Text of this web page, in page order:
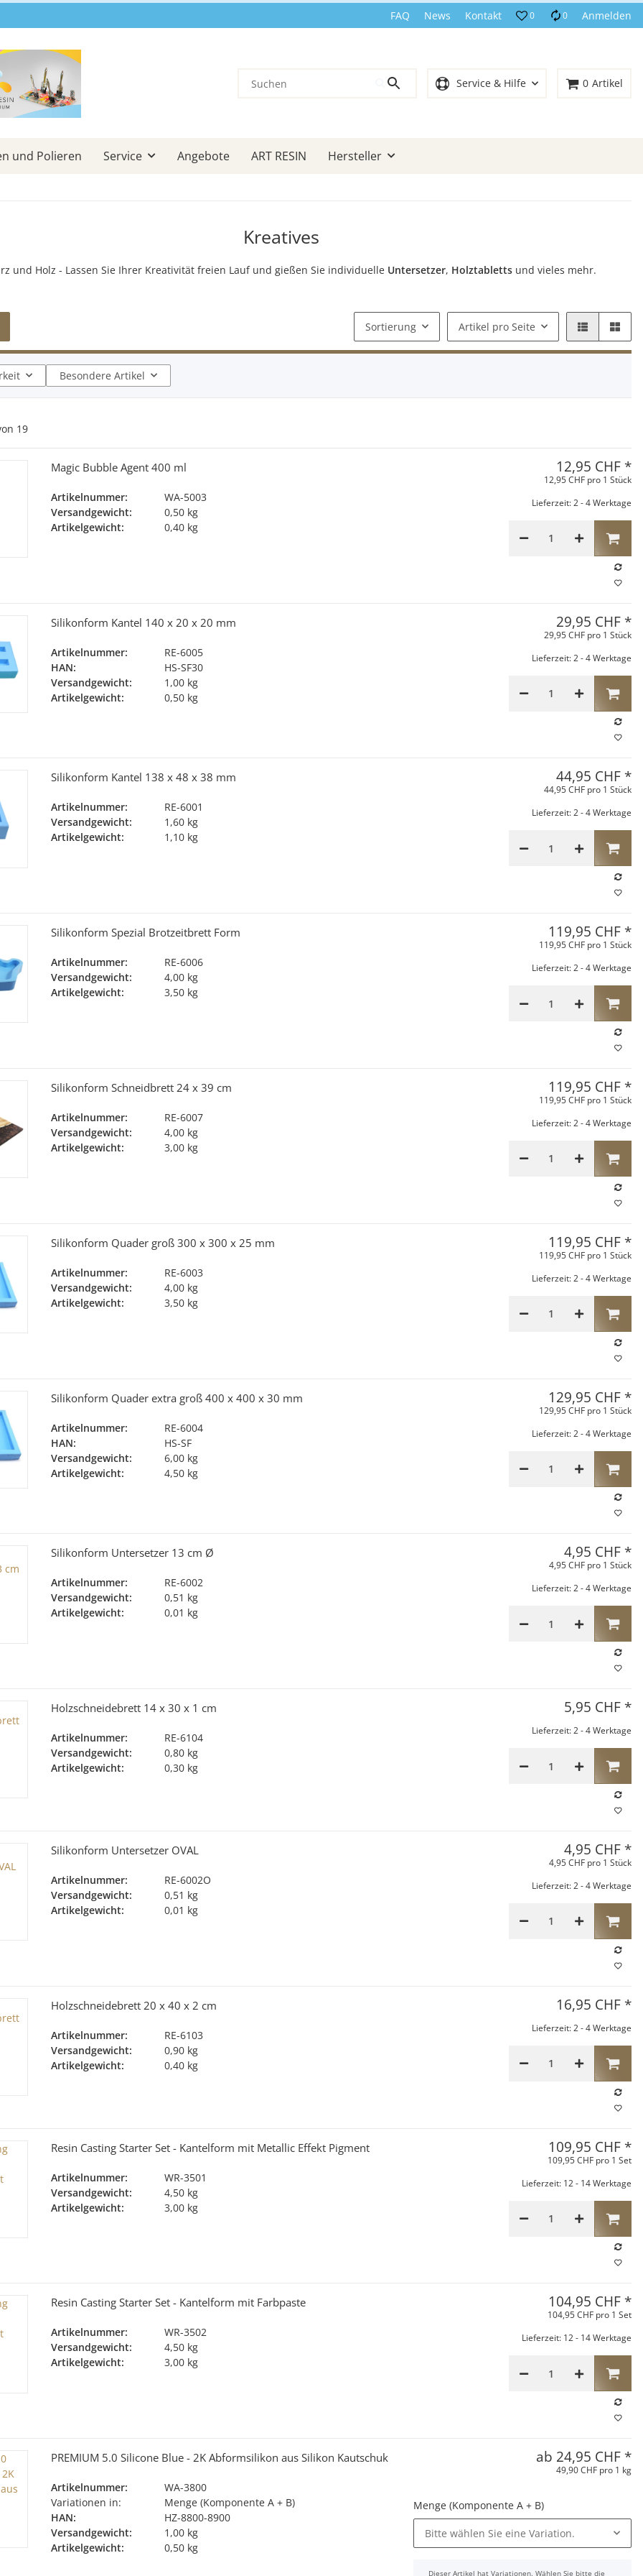
FAQ News Kontakt 0 0 Anmelden
Service & Hilfe 0 Artikel
und Polieren Service Angebote ART RESIN Hersteller
Kreatives
und Holz - Lassen Sie Ihrer Kreativität freien Lauf und gießen Sie individuelle Untersetzer, Holztabletts und vieles mehr.
Sortierung Artikel pro Seite
Besondere Artikel
19
Magic Bubble Agent 400 ml
Artikelnummer:
WA-5003
Versandgewicht:
0,50 kg
Artikelgewicht:
0,40 kg
12,95 CHF *
12,95 CHF pro 1 Stück
Lieferzeit: 2 - 4 Werktage
Silikonform Kantel 140 x 20 x 20 mm
Artikelnummer:
RE-6005
HAN:
HS-SF30
Versandgewicht:
1,00 kg
Artikelgewicht:
0,50 kg
29,95 CHF *
29,95 CHF pro 1 Stück
Lieferzeit: 2 - 4 Werktage
Silikonform Kantel 138 x 48 x 38 mm
Artikelnummer:
RE-6001
Versandgewicht:
1,60 kg
Artikelgewicht:
1,10 kg
44,95 CHF *
44,95 CHF pro 1 Stück
Lieferzeit: 2 - 4 Werktage
Silikonform Spezial Brotzeitbrett Form
Artikelnummer:
RE-6006
Versandgewicht:
4,00 kg
Artikelgewicht:
3,50 kg
119,95 CHF *
119,95 CHF pro 1 Stück
Lieferzeit: 2 - 4 Werktage
Silikonform Schneidbrett 24 x 39 cm
Artikelnummer:
RE-6007
Versandgewicht:
4,00 kg
Artikelgewicht:
3,00 kg
119,95 CHF *
119,95 CHF pro 1 Stück
Lieferzeit: 2 - 4 Werktage
Silikonform Quader groß 300 x 300 x 25 mm
Artikelnummer:
RE-6003
Versandgewicht:
4,00 kg
Artikelgewicht:
3,50 kg
119,95 CHF *
119,95 CHF pro 1 Stück
Lieferzeit: 2 - 4 Werktage
Silikonform Quader extra groß 400 x 400 x 30 mm
Artikelnummer:
RE-6004
HAN:
HS-SF
Versandgewicht:
6,00 kg
Artikelgewicht:
4,50 kg
129,95 CHF *
129,95 CHF pro 1 Stück
Lieferzeit: 2 - 4 Werktage
Silikonform Untersetzer 13 cm Ø
Artikelnummer:
RE-6002
Versandgewicht:
0,51 kg
Artikelgewicht:
0,01 kg
4,95 CHF *
4,95 CHF pro 1 Stück
Lieferzeit: 2 - 4 Werktage
Holzschneidebrett 14 x 30 x 1 cm
Artikelnummer:
RE-6104
Versandgewicht:
0,80 kg
Artikelgewicht:
0,30 kg
5,95 CHF *
Lieferzeit: 2 - 4 Werktage
Silikonform Untersetzer OVAL
Artikelnummer:
RE-6002O
Versandgewicht:
0,51 kg
Artikelgewicht:
0,01 kg
4,95 CHF *
4,95 CHF pro 1 Stück
Lieferzeit: 2 - 4 Werktage
Holzschneidebrett 20 x 40 x 2 cm
Artikelnummer:
RE-6103
Versandgewicht:
0,90 kg
Artikelgewicht:
0,40 kg
16,95 CHF *
Lieferzeit: 2 - 4 Werktage
Resin Casting Starter Set - Kantelform mit Metallic Effekt Pigment
Artikelnummer:
WR-3501
Versandgewicht:
4,50 kg
Artikelgewicht:
3,00 kg
109,95 CHF *
109,95 CHF pro 1 Set
Lieferzeit: 12 - 14 Werktage
Resin Casting Starter Set - Kantelform mit Farbpaste
Artikelnummer:
WR-3502
Versandgewicht:
4,50 kg
Artikelgewicht:
3,00 kg
104,95 CHF *
104,95 CHF pro 1 Set
Lieferzeit: 12 - 14 Werktage
PREMIUM 5.0 Silicone Blue - 2K Abformsilikon aus Silikon Kautschuk
Artikelnummer:
WA-3800
Variationen in:
Menge (Komponente A + B)
HAN:
HZ-8800-8900
Versandgewicht:
1,00 kg
Artikelgewicht:
0,50 kg
ab 24,95 CHF *
49,90 CHF pro 1 kg
Menge (Komponente A + B)
Bitte wählen Sie eine Variation.
Dieser Artikel hat Variationen. Wählen Sie bitte die